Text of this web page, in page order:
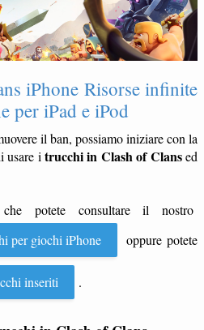
iPhone Risorse infinite
per iPad e iPod
il ban, possiamo iniziare con la
usare itrucchi in Clash of Clansed
potete consultare il nostro
per giochi iPhone
oppure potete
inseriti .